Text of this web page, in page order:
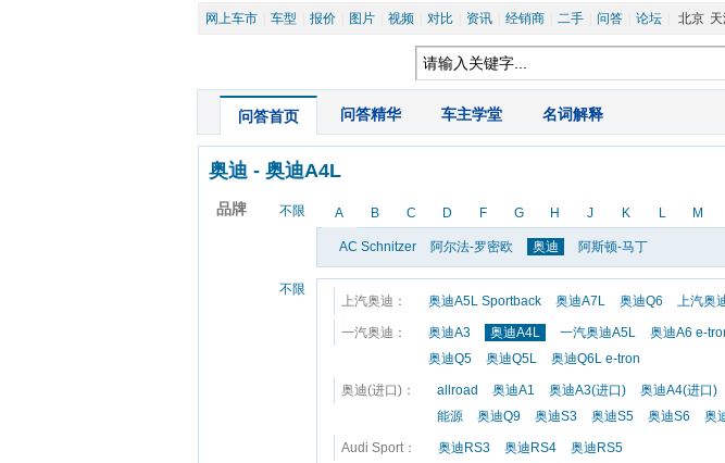
网上车市 车型 报价 图片 视频 对比 资讯 经销商 二手 问答 论坛 北京
问答首页 问答精华 车主学堂 名词解释
奥迪 - 奥迪A4L
品牌 不限 A B C D F G H J K L M
AC Schnitzer 阿尔法-罗密欧 奥迪 阿斯顿-马丁
不限
上汽奥迪： 奥迪A5L Sportback 奥迪A7L 奥迪Q6 上汽奥
一汽奥迪： 奥迪A3 奥迪A4L 一汽奥迪A5L 奥迪A6 e-
奥迪Q5
奥迪Q5L 奥迪Q6L e-tron
奥迪(进口)： allroad 奥迪A1 奥迪A3(进口) 奥迪A4(进口)
能源
奥迪Q9 奥迪S3 奥迪S5 奥迪S6 奥
Audi Sport： 奥迪RS3 奥迪RS4 奥迪RS5